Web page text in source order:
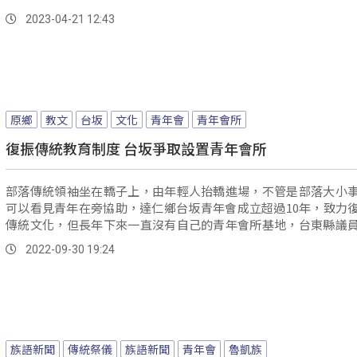
2023-04-21 12:43
原鄉 教文 台坂 文化 青年會 青年會所
復振傳統教育制度 台坂爭取設置青年會所
部落傳統領袖坐在轎子上，由年輕人抬轎進場，不管是部落大小
可以看見青年在旁協助，達仁鄉台坂青年會成立超過10年，致力
傳統文化，但長年下來一直沒有自己的青年會所基地，台東縣議
在議會...。
2022-09-30 19:24
族語新聞 傳統祭儀 族語新聞 青年會 魯凱族